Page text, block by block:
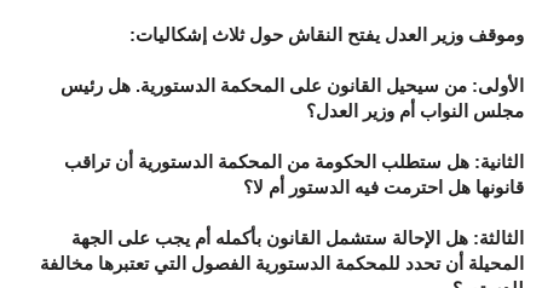
وموقف وزير العدل يفتح النقاش حول ثلاث إشكاليات:
الأولى: من سيحيل القانون على المحكمة الدستورية. هل رئيس
مجلس النواب أم وزير العدل؟
الثانية: هل ستطلب الحكومة من المحكمة الدستورية أن تراقب
قانونها هل احترمت فيه الدستور أم لا؟
الثالثة: هل الإحالة ستشمل القانون بأكمله أم يجب على الجهة
المحيلة أن تحدد للمحكمة الدستورية الفصول التي تعتبرها مخالفة